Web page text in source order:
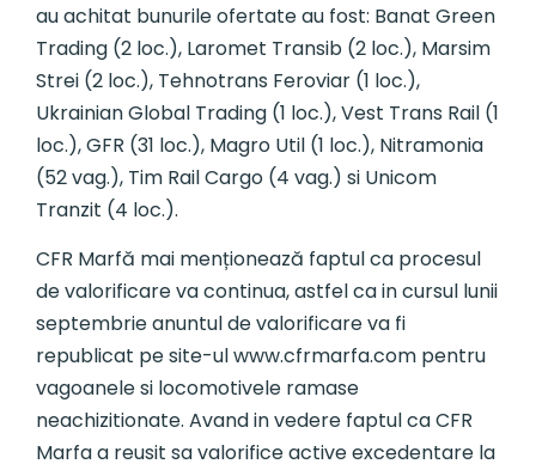
au achitat bunurile ofertate au fost: Banat Green
Trading (2 loc.), Laromet Transib (2 loc.), Marsim
Strei (2 loc.), Tehnotrans Feroviar (1 loc.),
Ukrainian Global Trading (1 loc.), Vest Trans Rail (1
loc.), GFR (31 loc.), Magro Util (1 loc.), Nitramonia
(52 vag.), Tim Rail Cargo (4 vag.) si Unicom
Tranzit (4 loc.).
CFR Marfă mai menționează faptul ca procesul
de valorificare va continua, astfel ca in cursul lunii
septembrie anuntul de valorificare va fi
republicat pe site-ul www.cfrmarfa.com pentru
vagoanele si locomotivele ramase
neachizitionate. Avand in vedere faptul ca CFR
Marfa a reusit sa valorifice active excedentare la